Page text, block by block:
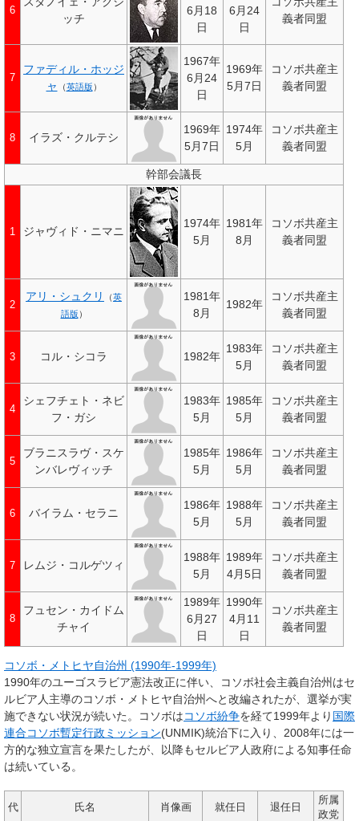
6
ッチ
6月18
日
6月24
日
義者同盟
7
ファディル・ホッジ
ャ
（英語版 ）
1967年
6月24
日
1969年
5月7日
コソボ共産主
義者同盟
8 イラズ・クルテシ
1969年
5月7日
1974年
5月
コソボ共産主
義者同盟
幹部会議長
1 ジャヴィド・ニマニ
1974年
5月
1981年
8月
コソボ共産主
義者同盟
2
アリ・シュクリ （英
語版 ）
1981年
8月
1982年
コソボ共産主
義者同盟
3 コル・シコラ 1982年
1983年
5月
コソボ共産主
義者同盟
4
シェフチェト・ネビ
フ・ガシ
1983年
5月
1985年
5月
コソボ共産主
義者同盟
5
ブラニスラヴ・スケ
ンバレヴィッチ
1985年
5月
1986年
5月
コソボ共産主
義者同盟
6 バイラム・セラニ
1986年
5月
1988年
5月
コソボ共産主
義者同盟
7 レムジ・コルゲツィ
1988年
5月
1989年
4月5日
コソボ共産主
義者同盟
8
フュセン・カイドム
チャイ
1989年
6月27
日
1990年
4月11
日
コソボ共産主
義者同盟
コソボ・メトヒヤ自治州 (1990年-1999年)
1990年のユーゴスラビア憲法改正に伴い、コソボ社会主義自治州はセ
ルビア人主導のコソボ・メトヒヤ自治州へと改編されたが、選挙が実
施できない状況が続いた。コソボはコソボ紛争を経て1999年より 国際
連合コソボ暫定行政ミッション(UNMIK)統治下に入り、2008年には一
方的な独立宣言を果たしたが、以降もセルビア人政府による知事任命
は続いている。
代 氏名 肖像画 就任日 退任日
所属
政党